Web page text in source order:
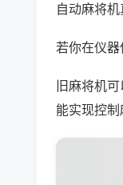
自动麻将
若你在仪
旧麻将机
能实现控制